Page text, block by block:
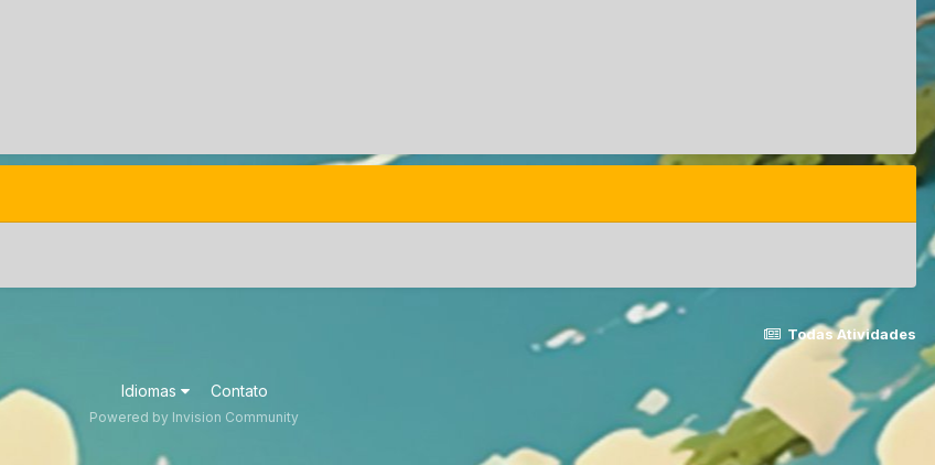
Todas Atividades
Idiomas Contato
Powered by Invision Community